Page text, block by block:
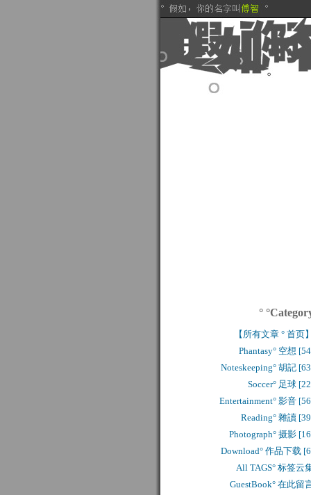
°
【所有文章 ° 首页】
Phantasy° 空想
Noteskeeping° 胡記
Soccer° 足球
Entertainment° 影音
Reading° 雜讀
Photograph° 摄影
Download° 作品下载
All TAGS° 标签云
GuestBook° 在此留